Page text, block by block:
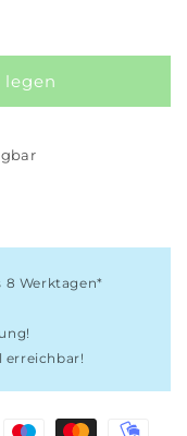
8 Werktagen*
erreichbar!